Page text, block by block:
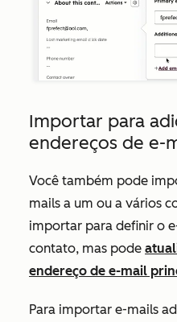
Importar para
endereços de e-
Você também pode
mails a um ou a vários
importar para definir o
contato, mas pode
endereço de e-mail
Para importar e-mails